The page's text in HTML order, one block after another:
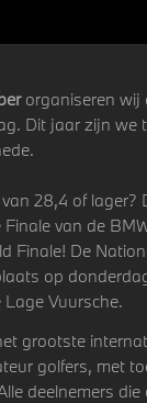
organiseren wij
Dit jaar zijn we
28,4 of lager?
van de
Finale! De
op
Vuursche.
grootste
golfers, met
deelnemers die